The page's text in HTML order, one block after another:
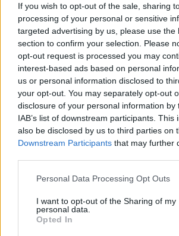
If you wish to opt-out of the sale, sharing
processing of your personal or sensitive
targeted advertising by us, please use the
section to confirm your selection. Please
opt-out request is processed you may
interest-based ads based on personal
us or personal information disclosed to
your opt-out. You may separately opt-out
disclosure of your personal information by
IAB’s list of downstream participants. This
also be disclosed by us to third parties on
Downstream Participants that may further
Personal Data Processing Opt Outs
I want to opt-out of the Sharing of my
personal data.
Opted In
med masser af livemusik og solid
kendte rammer på bakken bag
Events
2.000 spillere deltog:
i Brønderslev